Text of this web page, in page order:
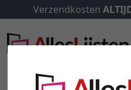
Verzendkosten